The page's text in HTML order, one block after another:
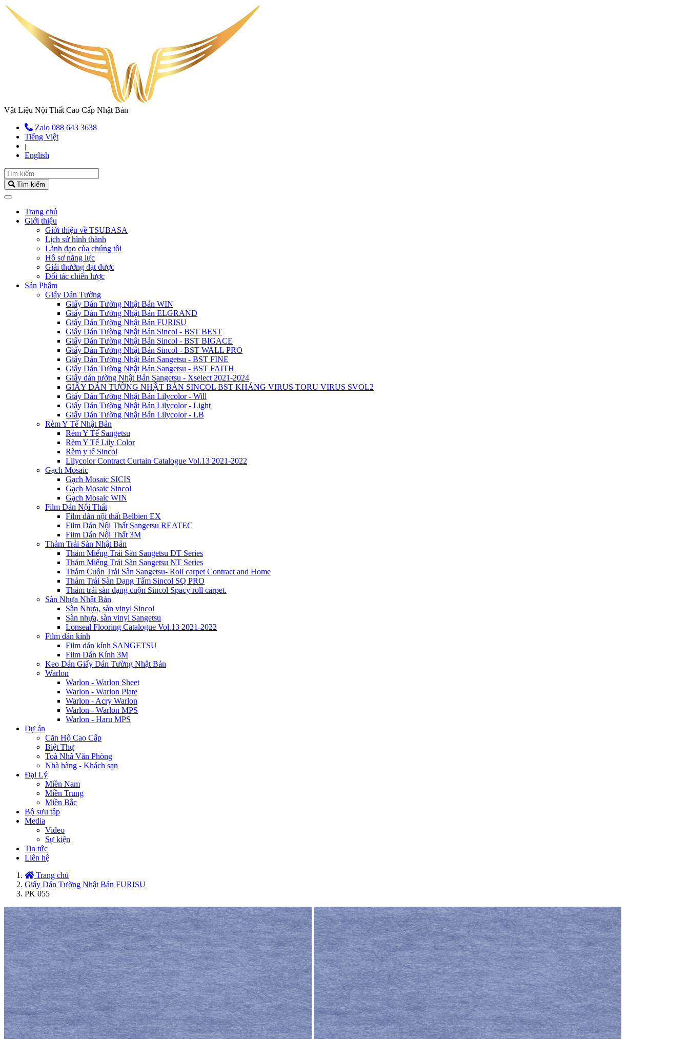
Vật Liệu Nội Thất Cao Cấp Nhật Bản
Zalo 088 643 3638
Tiếng Việt
|
English
Tìm kiếm
Trang chủ
Giới thiệu
Giới thiệu về TSUBASA
Lịch sử hình thành
Lãnh đạo của chúng tôi
Hồ sơ năng lực
Giải thưởng đạt được
Đối tác chiến lược
Sản Phẩm
Giấy Dán Tường
Giấy Dán Tường Nhật Bản WIN
Giấy Dán Tường Nhật Bản ELGRAND
Giấy Dán Tường Nhật Bản FURISU
Giấy Dán Tường Nhật Bản Sincol - BST BEST
Giấy Dán Tường Nhật Bản Sincol - BST BIGACE
Giấy Dán Tường Nhật Bản Sincol - BST WALL PRO
Giấy Dán Tường Nhật Bản Sangetsu - BST FINE
Giấy Dán Tường Nhật Bản Sangetsu - BST FAITH
Giấy dán tường Nhật Bản Sangetsu - Xselect 2021-2024
GIẤY DÁN TƯỜNG NHẬT BẢN SINCOL BST KHÁNG VIRUS TORU VIRUS SVOL2
Giấy Dán Tường Nhật Bản Lilycolor - Will
Giấy Dán Tường Nhật Bản Lilycolor - Light
Giấy Dán Tường Nhật Bản Lilycolor - LB
Rèm Y Tế Nhật Bản
Rèm Y Tế Sangetsu
Rèm Y Tế Lily Color
Rèm y tế Sincol
Lilycolor Contract Curtain Catalogue Vol.13 2021-2022
Gạch Mosaic
Gạch Mosaic SICIS
Gạch Mosaic Sincol
Gạch Mosaic WIN
Film Dán Nội Thất
Film dán nội thất Belbien EX
Film Dán Nội Thất Sangetsu REATEC
Film Dán Nội Thất 3M
Thảm Trải Sàn Nhật Bản
Thảm Miếng Trải Sàn Sangetsu DT Series
Thảm Miếng Trải Sàn Sangetsu NT Series
Thảm Cuộn Trải Sàn Sangetsu- Roll carpet Contract and Home
Thảm Trải Sàn Dạng Tấm Sincol SQ PRO
Thảm trải sàn dạng cuộn Sincol Spacy roll carpet.
Sàn Nhựa Nhật Bản
Sàn Nhựa, sàn vinyl Sincol
Sàn nhựa, sàn vinyl Sangetsu
Lonseal Flooring Catalogue Vol.13 2021-2022
Film dán kính
Film dán kính SANGETSU
Film Dán Kính 3M
Keo Dán Giấy Dán Tường Nhật Bản
Warlon
Warlon - Warlon Sheet
Warlon - Warlon Plate
Warlon - Acry Warlon
Warlon - Warlon MPS
Warlon - Haru MPS
Dự án
Căn Hộ Cao Cấp
Biệt Thự
Toà Nhà Văn Phòng
Nhà hàng - Khách sạn
Đại Lý
Miền Nam
Miền Trung
Miền Bắc
Bộ sưu tập
Media
Video
Sự kiện
Tin tức
Liên hệ
Trang chủ
Giấy Dán Tường Nhật Bản FURISU
PK 055